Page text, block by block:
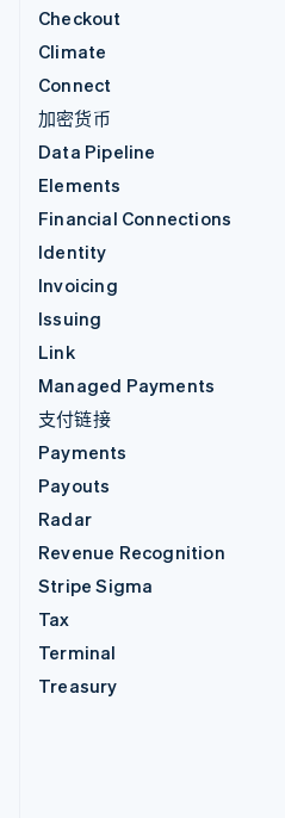
Checkout
Climate
Connect
加密货币
Data Pipeline
Elements
Financial Connections
Identity
Invoicing
Issuing
Link
Managed Payments
支付链接
Payments
Payouts
Radar
Revenue Recognition
Stripe Sigma
Tax
Terminal
Treasury